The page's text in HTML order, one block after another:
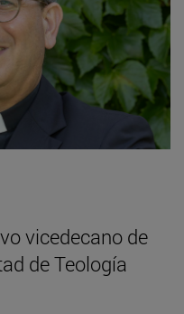
vicedecano de
de Teología